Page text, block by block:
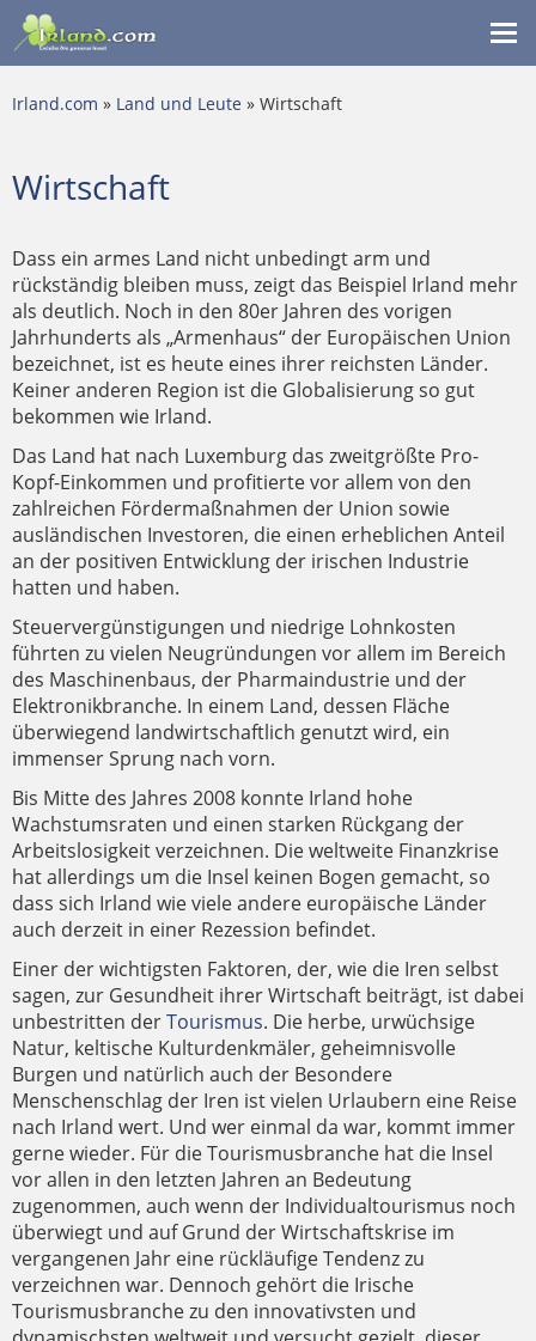
Irland.com » Land und Leute » Wirtschaft
Wirtschaft
Dass ein armes Land nicht unbedingt arm und
rückständig bleiben muss, zeigt das Beispiel Irland mehr
als deutlich. Noch in den 80er Jahren des vorigen
Jahrhunderts als „Armenhaus“ der Europäischen Union
bezeichnet, ist es heute eines ihrer reichsten Länder.
Keiner anderen Region ist die Globalisierung so gut
bekommen wie Irland.
Das Land hat nach Luxemburg das zweitgrößte Pro-
Kopf-Einkommen und profitierte vor allem von den
zahlreichen Fördermaßnahmen der Union sowie
ausländischen Investoren, die einen erheblichen Anteil
an der positiven Entwicklung der irischen Industrie
hatten und haben.
Steuervergünstigungen und niedrige Lohnkosten
führten zu vielen Neugründungen vor allem im Bereich
des Maschinenbaus, der Pharmaindustrie und der
Elektronikbranche. In einem Land, dessen Fläche
überwiegend landwirtschaftlich genutzt wird, ein
immenser Sprung nach vorn.
Bis Mitte des Jahres 2008 konnte Irland hohe
Wachstumsraten und einen starken Rückgang der
Arbeitslosigkeit verzeichnen. Die weltweite Finanzkrise
hat allerdings um die Insel keinen Bogen gemacht, so
dass sich Irland wie viele andere europäische Länder
auch derzeit in einer Rezession befindet.
Einer der wichtigsten Faktoren, der, wie die Iren selbst
sagen, zur Gesundheit ihrer Wirtschaft beiträgt, ist dabei
unbestritten derTourismus. Die herbe, urwüchsige
Natur, keltische Kulturdenkmäler, geheimnisvolle
Burgen und natürlich auch der Besondere
Menschenschlag der Iren ist vielen Urlaubern eine Reise
nach Irland wert. Und wer einmal da war, kommt immer
gerne wieder. Für die Tourismusbranche hat die Insel
vor allen in den letzten Jahren an Bedeutung
zugenommen, auch wenn der Individualtourismus noch
überwiegt und auf Grund der Wirtschaftskrise im
vergangenen Jahr eine rückläufige Tendenz zu
verzeichnen war. Dennoch gehört die Irische
Tourismusbranche zu den innovativsten und